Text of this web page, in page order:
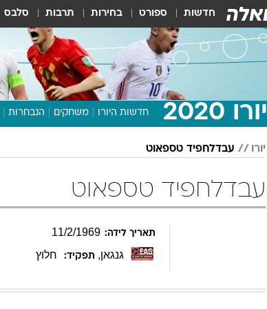
חדשות ספורט בחירות תרבות סלבס
יורו 2020 חדשות היורו משחקים הנבחרות
יורו עבדלחפיד טספאוט
עבדלחפיד טספאוט
תאריך לידה: 11/2/1969
גנגאן, תפקיד: חלוץ